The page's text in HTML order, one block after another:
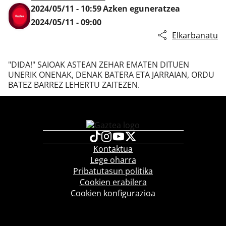
2024/05/11 - 10:59Azken eguneratzea
2024/05/11 - 09:00
Elkarbanatu
"DIDA!" SAIOAK ASTEAN ZEHAR EMATEN DITUEN
UNERIK ONENAK, DENAK BATERA ETA JARRAIAN, ORDU
BATEZ BARREZ LEHERTU ZAITEZEN.
Kontaktua
Lege oharra
Pribatutasun politika
Cookien erabilera
Cookien konfigurazioa